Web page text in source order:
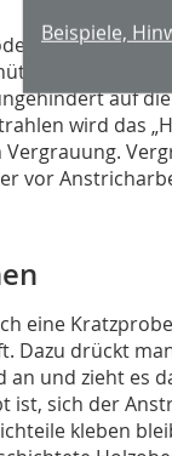
schwach
ist und die
auf
wird das
vor
eine
Dazu drückt
und zieht es
ist, sich der
kleben
Beispiele,